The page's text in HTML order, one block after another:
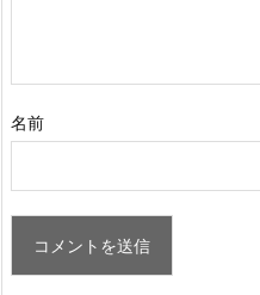
名前